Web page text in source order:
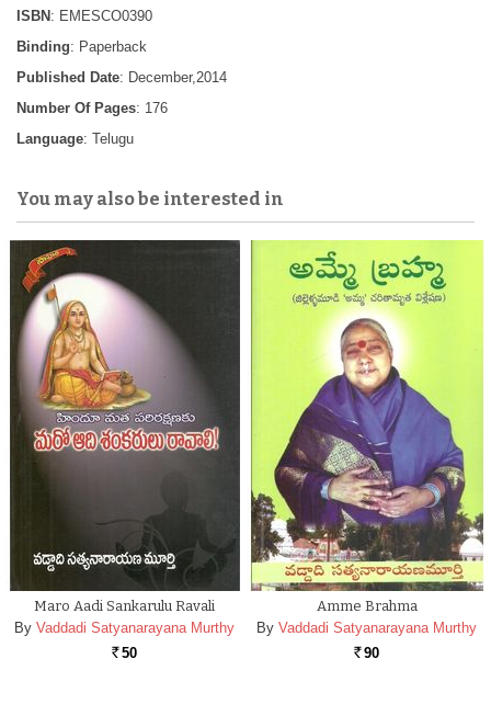
ISBN : EMESCO0390
Binding: Paperback
Published Date: December,2014
Number Of Pages: 176
Language: Telugu
You may also be interested in
Maro Aadi Sankarulu Ravali
By Vaddadi Satyanarayana Murthy
Rs. 50
Amme Brahma
By Vaddadi Satyanarayana Murthy
Rs. 90